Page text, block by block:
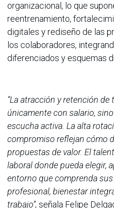
organizacional, lo que
reentrenamiento,
digitales y rediseño de las
los colaboradores,
diferenciados y esquemas
“La atracción y retención de
únicamente con salario,
escucha activa. La alta
compromiso reflejan cómo
propuestas de valor. El
laboral donde pueda elegir,
entorno que comprenda
profesional, bienestar
trabajo”, señala Felipe